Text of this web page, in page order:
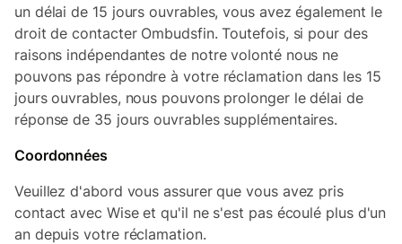
un délai de 15 jours ouvrables, vous avez également le
droit de contacter Ombudsfin. Toutefois, si pour des
raisons indépendantes de notre volonté nous ne
pouvons pas répondre à votre réclamation dans les 15
jours ouvrables, nous pouvons prolonger le délai de
réponse de 35 jours ouvrables supplémentaires.
Coordonnées
Veuillez d'abord vous assurer que vous avez pris
contact avec Wise et qu'il ne s'est pas écoulé plus d'un
an depuis votre réclamation.